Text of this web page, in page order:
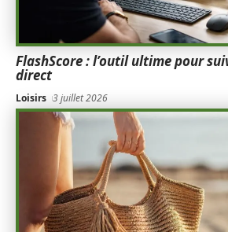
FlashScore : l’outil ultime pour
direct
Loisirs 3 juillet 2026